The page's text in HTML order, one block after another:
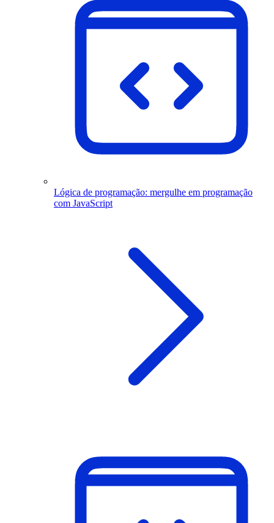
Lógica de programação: mergulhe em programação
com JavaScript